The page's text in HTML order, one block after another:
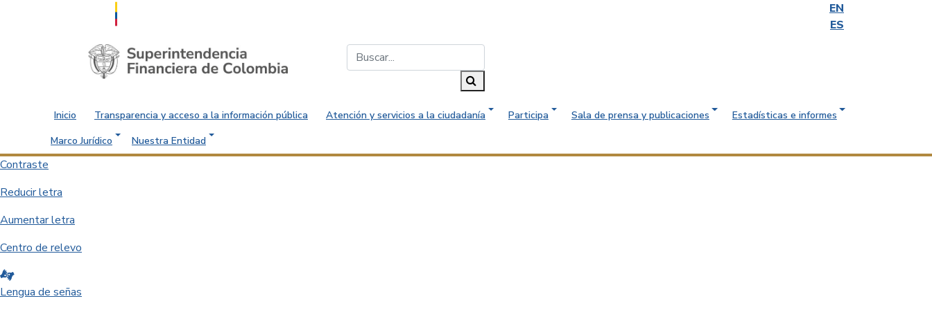
EN
ES
Saltar al contenido principal
Inicio Transparencia y acceso a la información pública Atención y servicios a la ciudadanía Participa Sala de prensa y publicaciones
Estadísticas e informes
Marco Jurídico
Nuestra Entidad
Contraste
Reducir letra
Aumentar letra
Centro de relevo
Lengua de señas